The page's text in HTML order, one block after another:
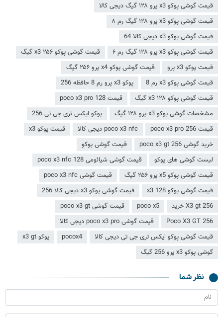
قیمت گوشی پوکو x3 پرو ۱۲۸ گیگ دیجی کالا
قیمت گوشی پوکو x3 پرو ۱۲۸ گیگ رم ۸
قیمت گوشی پوکو x3 دیجی کالا 64
قیمت گوشی پوکو x3 پرو ۱۲۸ گیگ رم ۶
قیمت گوشی پوکو x3 ۲۵۶ گیگ
قیمت پوکو x3 پرو
قیمت گوشی پوکو x4 پرو ۲۵۶ گیگ
قیمت گوشی پوکو x3 رم 8
پوکو x3 پرو رم 8 حافظه 256
قیمت گوشی پوکو x3 ۱۲۸ گیگ
قیمت poco x3 pro 128
مشخصات گوشی پوکو x3 پرو ۱۲۸ گیگ
پوکو ایکس تری جی تی 256
قیمت poco x3 pro 256
poco x3 nfc دیجی کالا
قیمت پوکو x3
خرید گوشی poco x3 gt 256
قیمت گوشی پوکو
لیست گوشی های پوکو
قیمت گوشی شیائومی poco x3 nfc 128
قیمت گوشی پوکو x5 پرو ۲۵۶ گیگ
قیمت گوشی poco x3 nfc
قیمت گوشی پوکو x3 128
قیمت گوشی پوکو x3 دیجی کالا 256
X3 gt 256 خرید
poco x5
قیمت گوشی poco x3 gt
Poco X3 GT 256
قیمت گوشی poco x3 pro دیجی کالا
قیمت گوشی پوکو ایکس تری جی تی دیجی کالا
pocox4
پوکو x3 gt
گوشی پوکو x3 پرو 256 گیگ
نظر شما